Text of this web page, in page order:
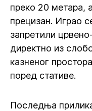
преко 20 метара,
прецизан. Играо
запретили
директно из
казненог
поред стативе.
Последња